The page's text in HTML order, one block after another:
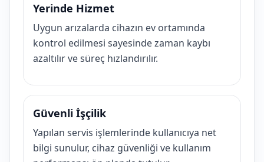
Yerinde Hizmet
Uygun arızalarda cihazın ev ortamında
kontrol edilmesi sayesinde zaman kaybı
azaltılır ve süreç hızlandırılır.
Güvenli İşçilik
Yapılan servis işlemlerinde kullanıcıya net
bilgi sunulur, cihaz güvenliği ve kullanım